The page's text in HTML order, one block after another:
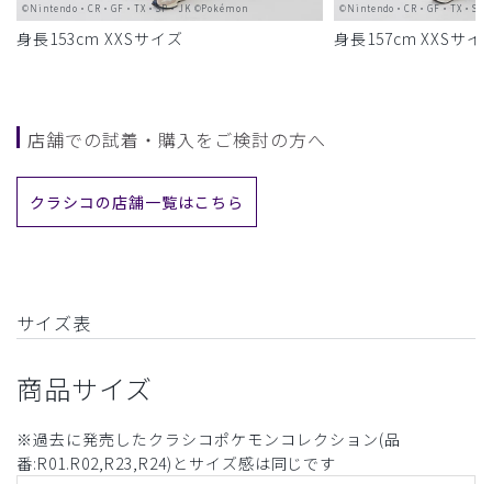
©Nintendo・CR・GF・TX・SP・JK ©Pokémon
身長153cm XXSサイズ
©Nintendo・CR・GF・TX・SP
身長157cm XXSサイ
店舗での試着・購入をご検討の方へ
クラシコの店舗一覧はこちら
サイズ表
商品サイズ
※過去に発売したクラシコポケモンコレクション(品
番:R01.R02,R23,R24)とサイズ感は同じです